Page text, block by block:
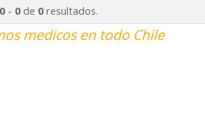
0- 0de 0resultados.
medicos en todo Chile